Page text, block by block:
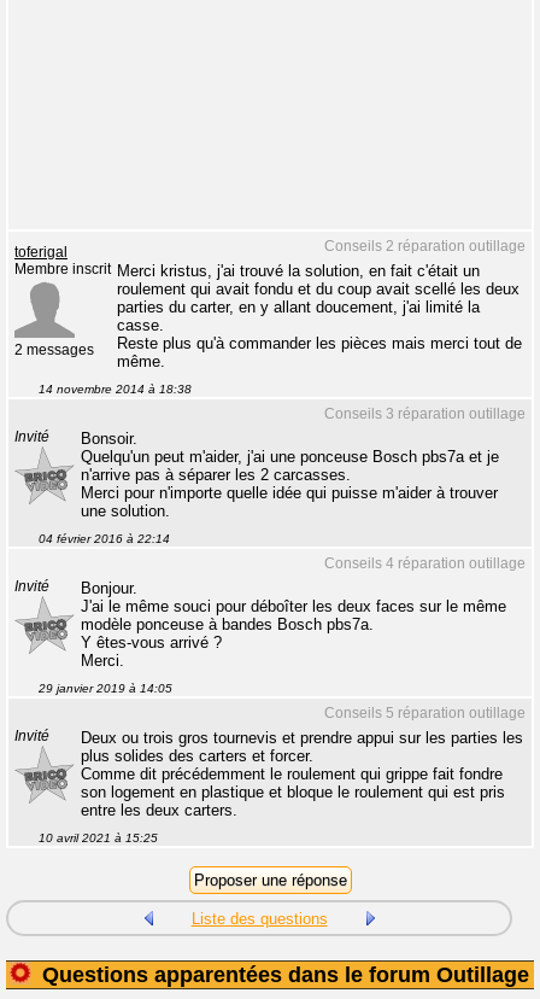
Conseils 2 réparation outillage
toferigal
Membre inscrit
2 messages
Merci kristus, j'ai trouvé la solution, en fait c'était un
roulement qui avait fondu et du coup avait scellé les deux
parties du carter, en y allant doucement, j'ai limité la
casse.
Reste plus qu'à commander les pièces mais merci tout de
même.
14 novembre 2014 à 18:38
Conseils 3 réparation outillage
Invité
Bonsoir.
Quelqu'un peut m'aider, j'ai une ponceuse Bosch pbs7a et je
n'arrive pas à séparer les 2 carcasses.
Merci pour n'importe quelle idée qui puisse m'aider à trouver
une solution.
04 février 2016 à 22:14
Conseils 4 réparation outillage
Invité
Bonjour.
J'ai le même souci pour déboîter les deux faces sur le même
modèle ponceuse à bandes Bosch pbs7a.
Y êtes-vous arrivé ?
Merci.
29 janvier 2019 à 14:05
Conseils 5 réparation outillage
Invité
Deux ou trois gros tournevis et prendre appui sur les parties les
plus solides des carters et forcer.
Comme dit précédemment le roulement qui grippe fait fondre
son logement en plastique et bloque le roulement qui est pris
entre les deux carters.
10 avril 2021 à 15:25
Liste des questions
Questions apparentées dans le forum Outillage